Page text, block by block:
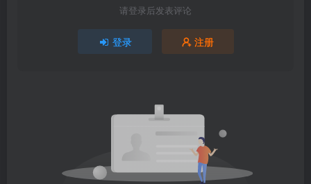
请登录后发表评论
登录 注册